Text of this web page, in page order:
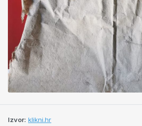
Izvor: klikni.hr